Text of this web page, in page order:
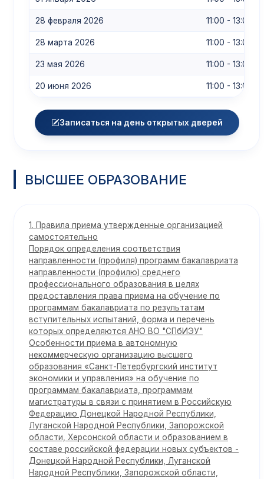
28 февраля 2026 11:00 - 13:00
28 марта 2026 11:00 - 13:00
23 мая 2026 11:00 - 13:00
20 июня 2026 11:00 - 13:00
Записаться на день открытых дверей
ВЫСШЕЕ ОБРАЗОВАНИЕ
1. Правила приема утвержденные организацией
самостоятельно
Порядок определения соответствия
направленности (профиля) программ бакалавриата
направленности (профилю) среднего
профессионального образования в целях
предоставления права приема на обучение по
программам бакалавриата по результатам
вступительных испытаний, форма и перечень
которых определяются АНО ВО "СПбИЭУ"
Особенности приема в автономную
некоммерческую организацию высшего
образования «Санкт-Петербургский институт
экономики и управления» на обучение по
программам бакалавриата, программам
магистратуры в связи с принятием в Российскую
Федерацию Донецкой Народной Республики,
Луганской Народной Республики, Запорожской
области, Херсонской области и образованием в
составе российской федерации новых субъектов -
Донецкой Народной Республики, Луганской
Народной Республики, Запорожской области,